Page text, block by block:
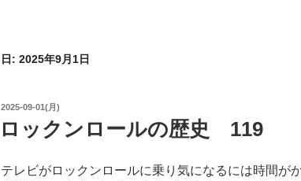
日: 2025年9月1日
投
日:
2025-09-01(月)
ロックンロールの歴史 119
テレビがロックンロールに乗り気になるには時間が